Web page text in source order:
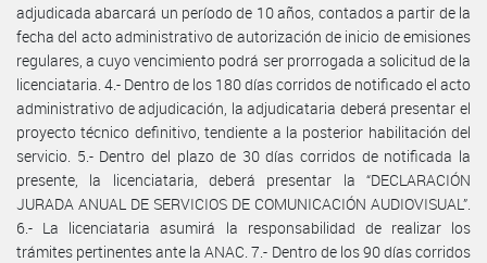
adjudicada abarcará un período de 10 años, contados a partir de la
fecha del acto administrativo de autorización de inicio de emisiones
regulares, a cuyo vencimiento podrá ser prorrogada a solicitud de la
licenciataria. 4.- Dentro de los 180 días corridos de notificado el acto
administrativo de adjudicación, la adjudicataria deberá presentar el
proyecto técnico definitivo, tendiente a la posterior habilitación del
servicio. 5.- Dentro del plazo de 30 días corridos de notificada la
presente, la licenciataria, deberá presentar la “DECLARACIÓN
JURADA ANUAL DE SERVICIOS DE COMUNICACIÓN AUDIOVISUAL”.
6.- La licenciataria asumirá la responsabilidad de realizar los
trámites pertinentes ante la ANAC. 7.- Dentro de los 90 días corridos